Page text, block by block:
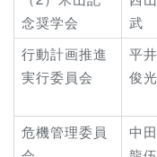
念奨学会
武
行動計画推進
実行委員会
平井
俊光
危機管理委員
中田